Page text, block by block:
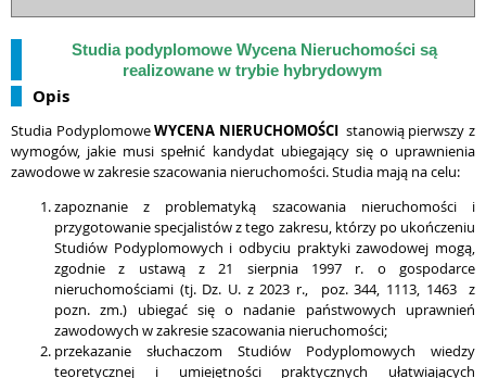
Studia podyplomowe Wycena Nieruchomości są
realizowane w trybie hybrydowym
Opis
Studia PodyplomoweWYCENA NIERUCHOMOŚCI stanowią pierwszy z
wymogów, jakie musi spełnić kandydat ubiegający się o uprawnienia
zawodowe w zakresie szacowania nieruchomości. Studia mają na celu:
zapoznanie z problematyką szacowania nieruchomości i
przygotowanie specjalistów z tego zakresu, którzy po ukończeniu
Studiów Podyplomowych i odbyciu praktyki zawodowej mogą,
zgodnie z ustawą z 21 sierpnia 1997 r. o gospodarce
nieruchomościami (tj. Dz. U. z 2023 r., poz. 344, 1113, 1463 z
pozn. zm.) ubiegać się o nadanie państwowych uprawnień
zawodowych w zakresie szacowania nieruchomości;
przekazanie słuchaczom Studiów Podyplomowych wiedzy
teoretycznej i umiejętności praktycznych ułatwiających